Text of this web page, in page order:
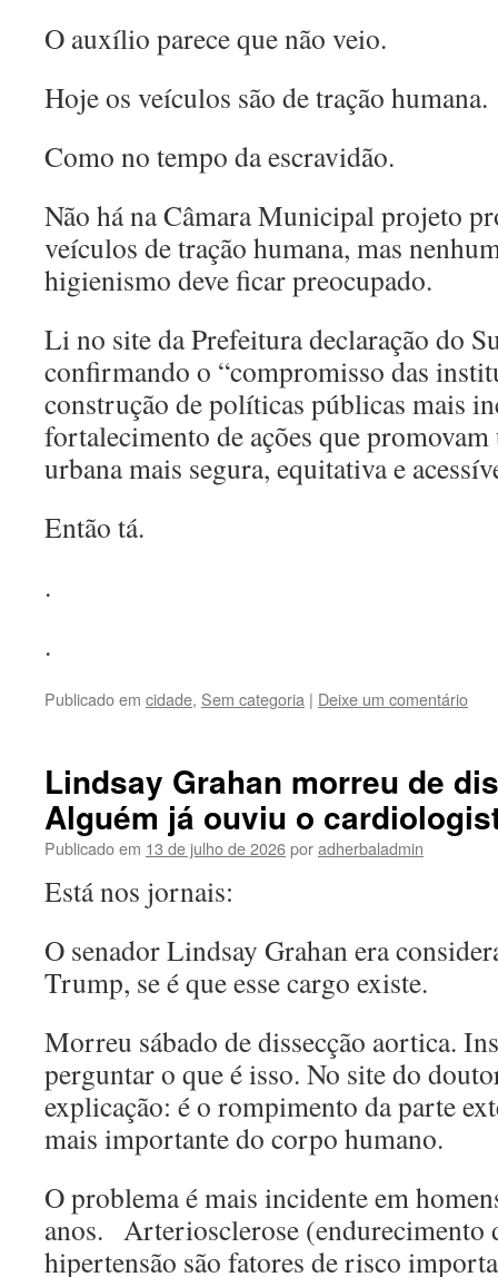
O auxílio parece que não veio.
Hoje os veículos são de tração humana.
Como no tempo da escravidão.
Não há na Câmara Municipal projeto
veículos de tração humana, mas
higienismo deve ficar preocupado.
Li no site da Prefeitura declaração do
confirmando o “compromisso das
construção de políticas públicas mais
fortalecimento de ações que
urbana mais segura, equitativa e
Então tá.
.
.
Publicado em cidade, Sem categoria | Deixe um comentário
Lindsay Grahan morreu de
Alguém já ouviu o
Publicado em 13 de julho de 2026poradherbaladmin
Está nos jornais:
O senador Lindsay Grahan era
Trump, se é que esse cargo existe.
Morreu sábado de dissecção aortica.
perguntar o que é isso. No site do
explicação: é o rompimento da parte
mais importante do corpo humano.
O problema é mais incidente em
anos. Arteriosclerose (endurecimento
hipertensão são fatores de risco